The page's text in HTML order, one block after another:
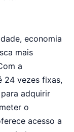
economia
mais
a
24 vezes fixas,
adquirir
o
acesso a